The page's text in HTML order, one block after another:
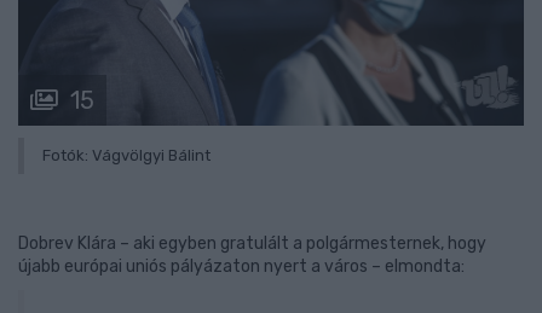
15
Fotók: Vágvölgyi Bálint
Dobrev Klára – aki egyben gratulált a polgármesternek, hogy
újabb európai uniós pályázaton nyert a város – elmondta: